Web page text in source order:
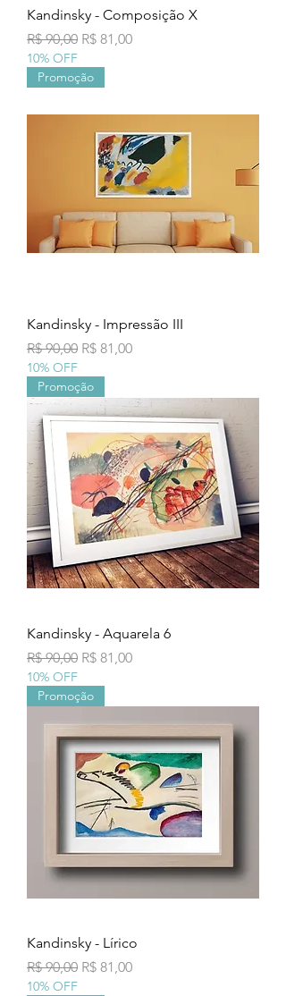
Kandinsky - Composição X
Preço normal
R$ 90,00 Preço promocional
R$ 81,00
10% OFF
Promoção
Kandinsky - Impressão III
Preço normal
R$ 90,00 Preço promocional
R$ 81,00
10% OFF
Promoção
Kandinsky - Aquarela 6
Preço normal
R$ 90,00 Preço promocional
R$ 81,00
10% OFF
Promoção
Kandinsky - Lírico
Preço normal
R$ 90,00 Preço promocional
R$ 81,00
10% OFF